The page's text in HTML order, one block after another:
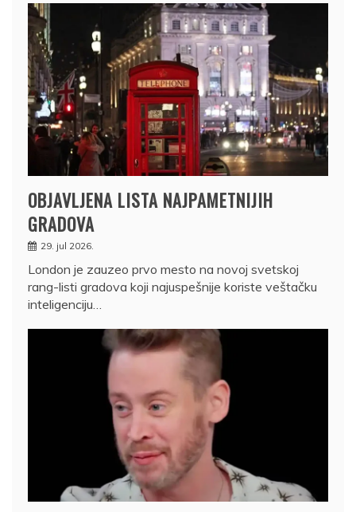
OBJAVLJENA LISTA NAJPAMETNIJIH
GRADOVA
29. jul 2026.
London je zauzeo prvo mesto na novoj svetskoj
rang-listi gradova koji najuspešnije koriste veštačku
inteligenciju…